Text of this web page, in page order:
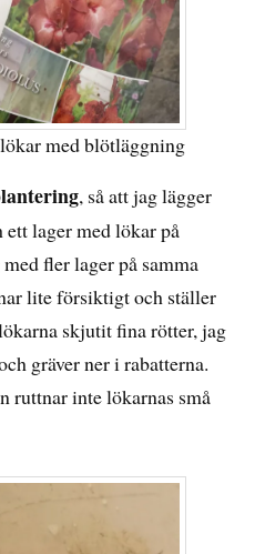
med blötläggning
, så att jag lägger
ett lager med lökar på
fler lager på samma
lite försiktigt och ställer
skjutit fina rötter, jag
gräver ner i rabatterna.
ruttnar inte lökarnas små